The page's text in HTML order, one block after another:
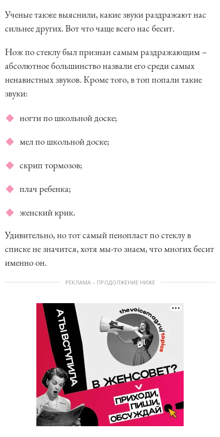
Ученые также выяснили, какие звуки раздражают нас
сильнее других. Вот что чаще всего нас бесит.
Нож по стеклу был признан самым раздражающим –
абсолютное большинство назвали его среди самых
ненавистных звуков. Кроме того, в топ попали такие
звуки:
ногти по школьной доске;
мел по школьной доске;
скрип тормозов;
плач ребенка;
женский крик.
Удивительно, но тот самый пенопласт по стеклу в
списке не значится, хотя мы-то знаем, что многих бесит
именно он.
РЕКЛАМА – ПРОДОЛЖЕНИЕ НИЖЕ